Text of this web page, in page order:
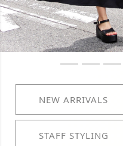
NEW ARRIVALS
STAFF STYLING